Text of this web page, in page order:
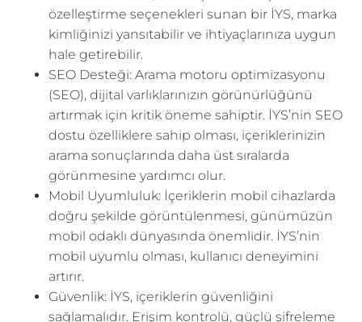
özelleştirme seçenekleri sunan bir İYS, marka
kimliğinizi yansıtabilir ve ihtiyaçlarınıza uygun
hale getirebilir.
SEO Desteği: Arama motoru optimizasyonu
(SEO), dijital varlıklarınızın görünürlüğünü
artırmak için kritik öneme sahiptir. İYS’nin SEO
dostu özelliklere sahip olması, içeriklerinizin
arama sonuçlarında daha üst sıralarda
görünmesine yardımcı olur.
Mobil Uyumluluk: İçeriklerin mobil cihazlarda
doğru şekilde görüntülenmesi, günümüzün
mobil odaklı dünyasında önemlidir. İYS’nin
mobil uyumlu olması, kullanıcı deneyimini
artırır.
Güvenlik: İYS, içeriklerin güvenliğini
sağlamalıdır. Erişim kontrolü, güçlü şifreleme